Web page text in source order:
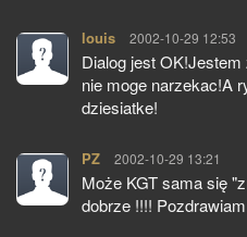
louis pisze:
2002-10-29 12:53
Dialog jest
nie moge narzekac!A
dziesiatke!
PZ pisze:
2002-10-29 13:21
Może KGT sama się
dobrze !!!!